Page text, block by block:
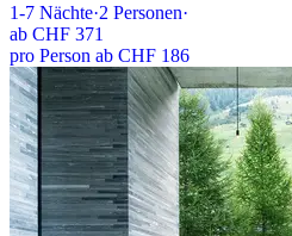
1-7 Nächte·2 Personen·
ab CHF 371
pro Person ab CHF 186